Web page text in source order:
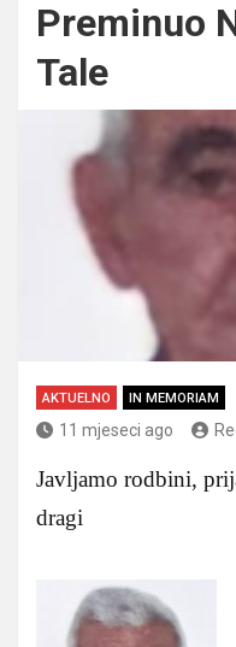
Preminuo
Tale
AKTUELNO IN MEMORIAM
11 mjeseci ago
Javljamo rodbini,
dragi